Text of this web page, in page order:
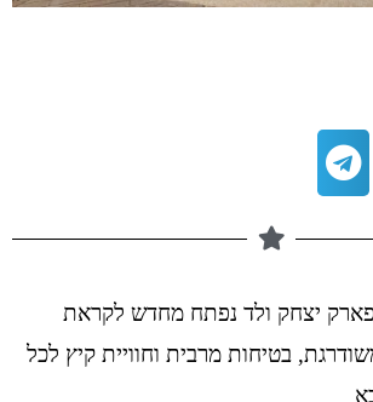
יצחק ולד נפתח מחדש לקראת
בטיחות מרבית וחוויית קיץ לכל